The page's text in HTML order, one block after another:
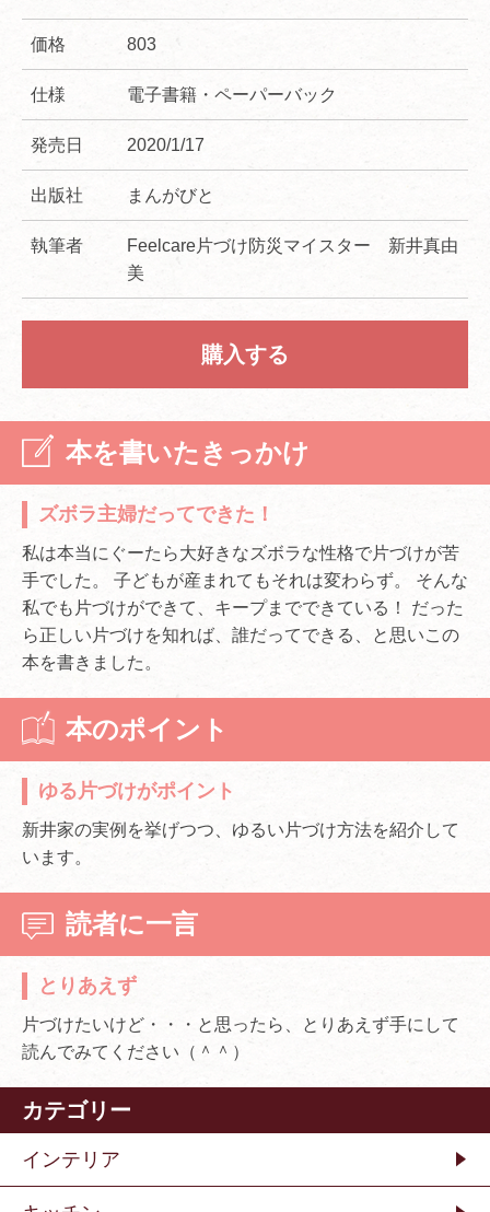
価格 803
仕様 電子書籍・ペーパーバック
発売日 2020/1/17
出版社 まんがびと
執筆者
Feelcare片づけ防災マイスター 新井真由
美
購入する
本を書いたきっかけ
ズボラ主婦だってできた！
私は本当にぐーたら大好きなズボラな性格で片づけが苦
手でした。 子どもが産まれてもそれは変わらず。 そんな
私でも片づけができて、キープまでできている！ だった
ら正しい片づけを知れば、誰だってできる、と思いこの
本を書きました。
本のポイント
ゆる片づけがポイント
新井家の実例を挙げつつ、ゆるい片づけ方法を紹介して
います。
読者に一言
とりあえず
片づけたいけど・・・と思ったら、とりあえず手にして
読んでみてください（＾＾）
カテゴリー
インテリア